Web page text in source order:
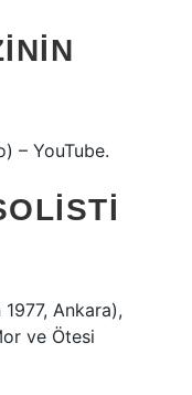
– YouTube.
Ankara),
ve Ötesi